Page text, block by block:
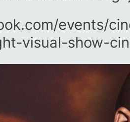
​events/​
visual-show-